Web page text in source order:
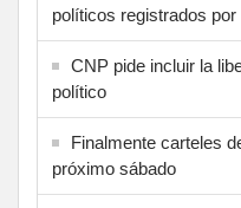
políticos registrados por
CNP pide incluir la
político
Finalmente carteles
próximo sábado